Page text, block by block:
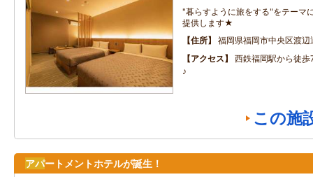
"暮らすように旅をする"をテーマ
提供します★
住所
福岡県福岡市中央区渡辺
アクセス
西鉄福岡駅から徒
♪
この施
アパートメントホテルが誕生！